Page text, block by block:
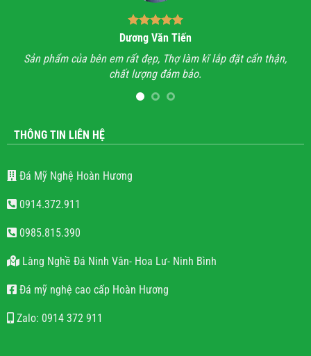
Dương Văn Tiến
phẩm của bên em rất đẹp, Thợ làm kĩ lắp đặt cẩn thận,
chất lượng đảm bảo.
Anh đã
Đá Mỹ Nghệ Hoàn Hương
0914.372.911
0985.815.390
Làng Nghề Đá Ninh Vân- Hoa Lư- Ninh Bình
Đá mỹ nghệ cao cấp Hoàn Hương